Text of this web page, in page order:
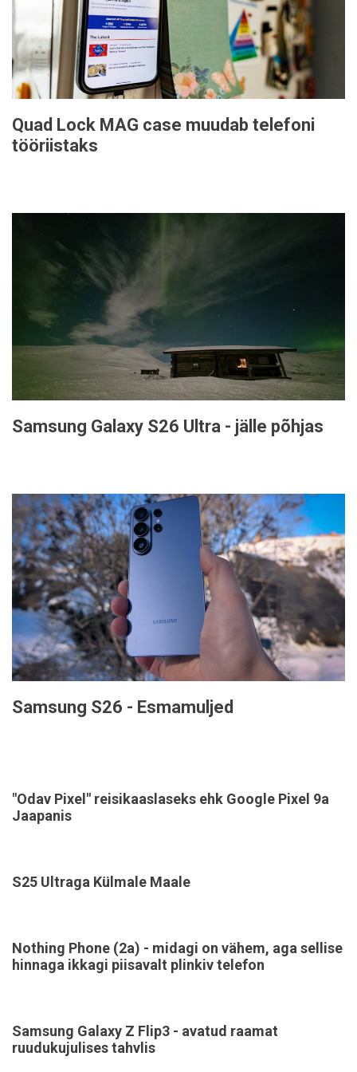
Quad Lock MAG case muudab telefoni
tööriistaks
Samsung Galaxy S26 Ultra - jälle põhjas
Samsung S26 - Esmamuljed
"Odav Pixel" reisikaaslaseks ehk Google Pixel 9a
Jaapanis
S25 Ultraga Külmale Maale
Nothing Phone (2a) - midagi on vähem, aga sellise
hinnaga ikkagi piisavalt plinkiv telefon
Samsung Galaxy Z Flip3 - avatud raamat
ruudukujulises tahvlis